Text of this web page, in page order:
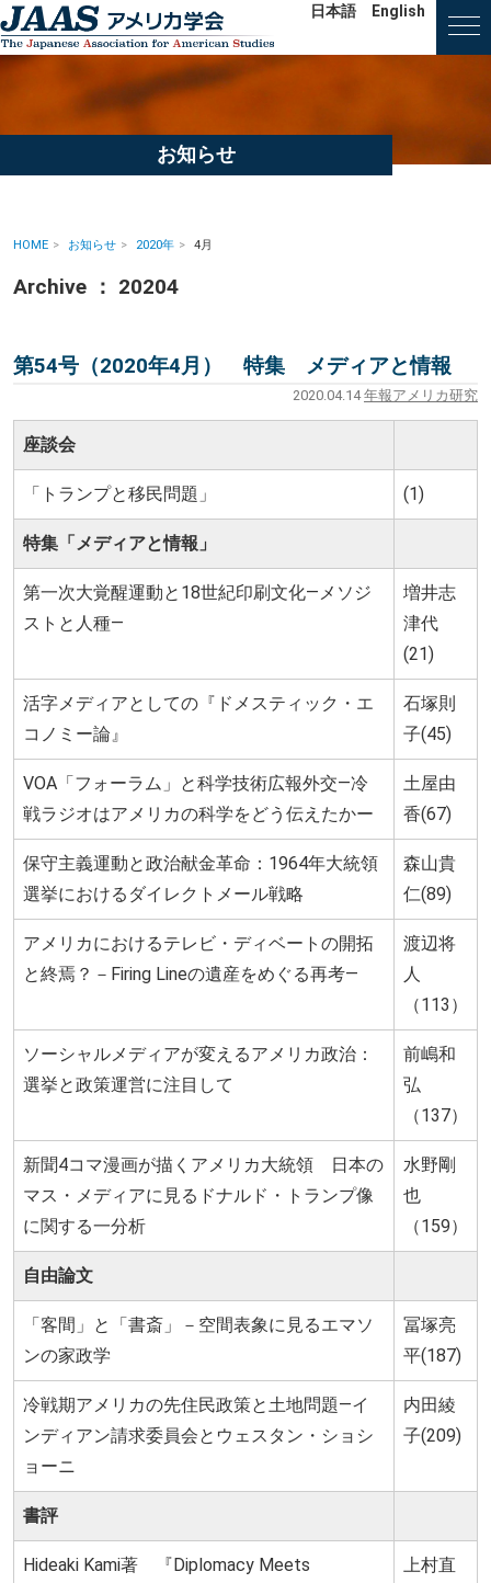
日本語 English
お知らせ
HOME お知らせ 2020年 4月
Archive ： 20204
第54号（2020年4月） 特集 メディアと情報
2020.04.14年報アメリカ研究
座談会
「トランプと移民問題」 (1)
特集「メディアと情報」
第一次大覚醒運動と18世紀印刷文化―メソジ
ストと人種―
増井志
津代
(21)
活字メディアとしての『ドメスティック・エ
コノミー論』
石塚則
子(45)
VOA「フォーラム」と科学技術広報外交―冷
戦ラジオはアメリカの科学をどう伝えたかー
土屋由
香(67)
保守主義運動と政治献金革命：1964年大統領
選挙におけるダイレクトメール戦略
森山貴
仁(89)
アメリカにおけるテレビ・ディベートの開拓
と終焉？－Firing Lineの遺産をめぐる再考―
渡辺将
人
（113）
ソーシャルメディアが変えるアメリカ政治：
選挙と政策運営に注目して
前嶋和
弘
（137）
新聞4コマ漫画が描くアメリカ大統領 日本の
マス・メディアに見るドナルド・トランプ像
に関する一分析
水野剛
也
（159）
自由論文
「客間」と「書斎」－空間表象に見るエマソ
ンの家政学
冨塚亮
平(187)
冷戦期アメリカの先住民政策と土地問題―イ
ンディアン請求委員会とウェスタン・ショシ
ョーニ
内田綾
子(209)
書評
Hideaki Kami著 『Diplomacy Meets
上村直